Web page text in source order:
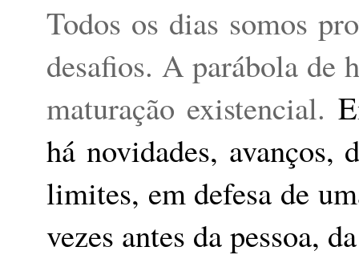
Todos os dias somos
desafios. A parábola de
maturação existencial.
há novidades, avanços,
limites, em defesa de
vezes antes da pessoa,